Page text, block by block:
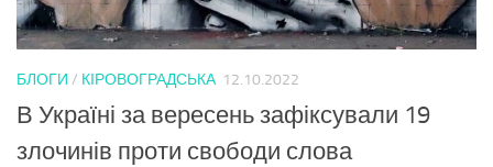
БЛОГИ / КІРОВОГРАДСЬКА 12.10.2022
В Україні за вересень зафіксували 19
злочинів проти свободи слова